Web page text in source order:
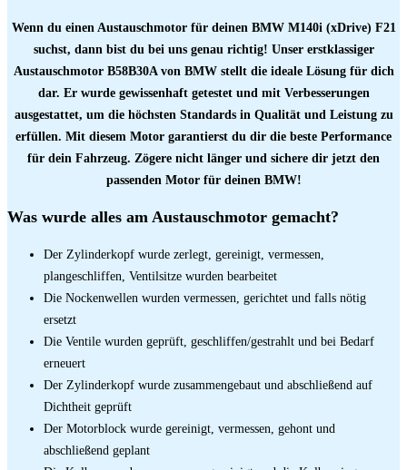
Wenn du einen Austauschmotor für deinen BMW M140i (xDrive) F21
suchst, dann bist du bei uns genau richtig! Unser erstklassiger
Austauschmotor B58B30A von BMW stellt die ideale Lösung für dich
dar. Er wurde gewissenhaft getestet und mit Verbesserungen
ausgestattet, um die höchsten Standards in Qualität und Leistung zu
erfüllen. Mit diesem Motor garantierst du dir die beste Performance
für dein Fahrzeug. Zögere nicht länger und sichere dir jetzt den
passenden Motor für deinen BMW!
Was wurde alles am Austauschmotor gemacht?
Der Zylinderkopf wurde zerlegt, gereinigt, vermessen,
plangeschliffen, Ventilsitze wurden bearbeitet
Die Nockenwellen wurden vermessen, gerichtet und falls nötig
ersetzt
Die Ventile wurden geprüft, geschliffen/gestrahlt und bei Bedarf
erneuert
Der Zylinderkopf wurde zusammengebaut und abschließend auf
Dichtheit geprüft
Der Motorblock wurde gereinigt, vermessen, gehont und
abschließend geplant